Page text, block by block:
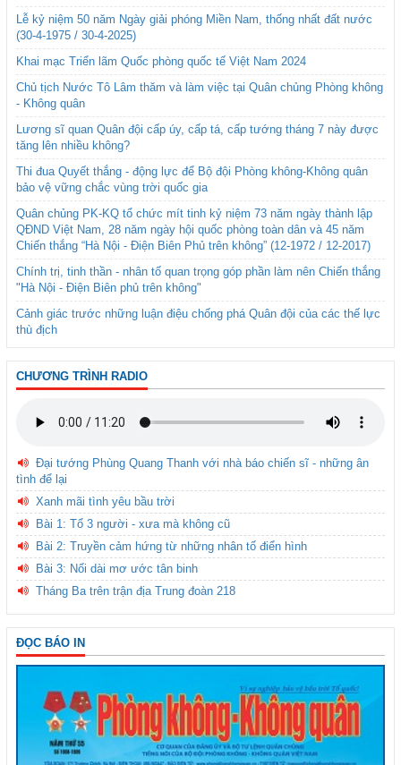
Lễ kỷ niệm 50 năm Ngày giải phóng Miền Nam, thống nhất đất nước
(30-4-1975 / 30-4-2025)
Khai mạc Triển lãm Quốc phòng quốc tế Việt Nam 2024
Chủ tịch Nước Tô Lâm thăm và làm việc tại Quân chủng Phòng không
- Không quân
Lương sĩ quan Quân đội cấp úy, cấp tá, cấp tướng tháng 7 này được
tăng lên nhiều không?
Thi đua Quyết thắng - động lực để Bộ đội Phòng không-Không quân
bảo vệ vững chắc vùng trời quốc gia
Quân chủng PK-KQ tổ chức mít tinh kỷ niệm 73 năm ngày thành lập
QĐND Việt Nam, 28 năm ngày hội quốc phòng toàn dân và 45 năm
Chiến thắng “Hà Nội - Điện Biên Phủ trên không” (12-1972 / 12-2017)
Chính trị, tinh thần - nhân tố quan trọng góp phần làm nên Chiến thắng
"Hà Nội - Điện Biên phủ trên không"
Cảnh giác trước những luận điệu chống phá Quân đội của các thế lực
thù địch
CHƯƠNG TRÌNH RADIO
Đại tướng Phùng Quang Thanh với nhà báo chiến sĩ - những ân
tình để lại
Xanh mãi tình yêu bầu trời
Bài 1: Tổ 3 người - xưa mà không cũ
Bài 2: Truyền cảm hứng từ những nhân tố điển hình
Bài 3: Nối dài mơ ước tân binh
Tháng Ba trên trận địa Trung đoàn 218
ĐỌC BÁO IN